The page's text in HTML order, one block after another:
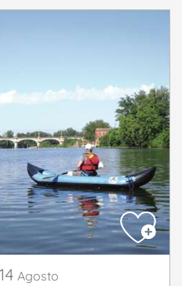
14 Agosto